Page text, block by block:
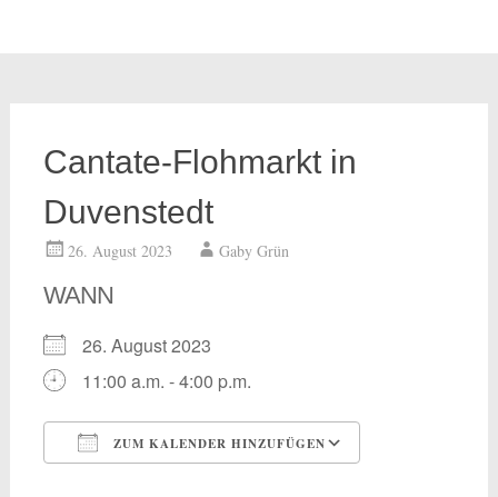
Cantate-Flohmarkt in
Duvenstedt
26. August 2023 Gaby Grün
WANN
26. August 2023
11:00 a.m. - 4:00 p.m.
ZUM KALENDER HINZUFÜGEN